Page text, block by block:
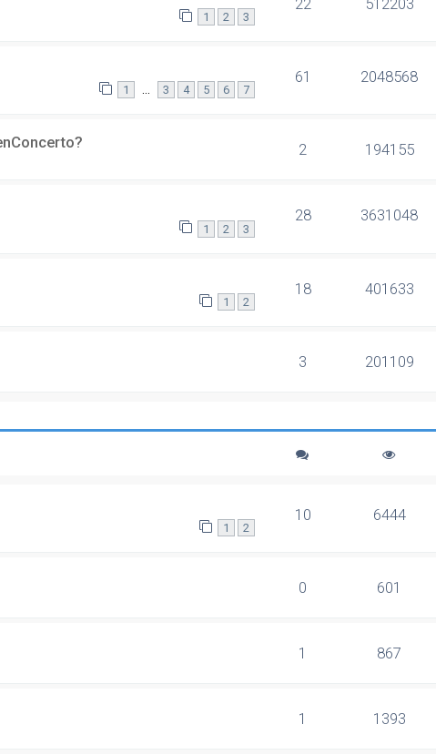
1 2 3
1 … 3 4 5 6 7
61 2048568
2 194155
1 2 3
28 3631048
1 2
18 401633
3 201109
1 2
10 6444
0 601
1 867
1 1393